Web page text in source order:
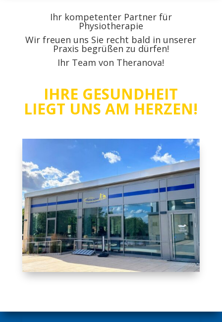
Ihr kompetenter Partner für
Physiotherapie
Wir freuen uns Sie recht bald in unserer
Praxis begrüßen zu dürfen!
Ihr Team von Theranova!
IHRE GESUNDHEIT
LIEGT UNS AM HERZEN!